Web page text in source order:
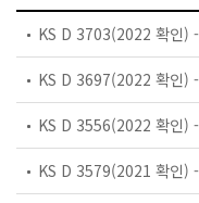
KS D 3703(2022 확인)
KS D 3697(2022 확인)
KS D 3556(2022 확인)
KS D 3579(2021 확인)